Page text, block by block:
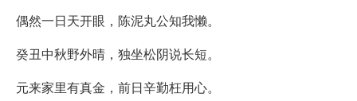
偶然一日天开眼，陈泥丸公知我懒。
癸丑中秋野外晴，独坐松阴说长短。
元来家里有真金，前日辛勤枉用心。